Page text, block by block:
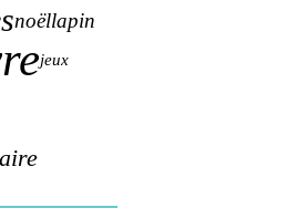
noëllapin
jeux